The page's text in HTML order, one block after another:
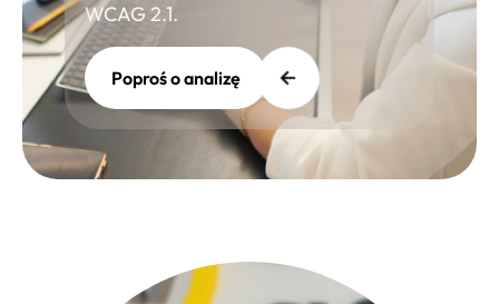
WCAG 2.1.
Poproś o analizę